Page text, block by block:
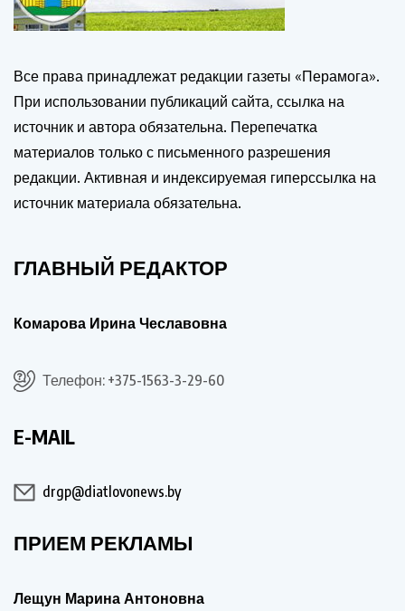
Все права принадлежат редакции газеты «Перамога».
При использовании публикаций сайта, ссылка на
источник и автора обязательна. Перепечатка
материалов только с письменного разрешения
редакции. Активная и индексируемая гиперссылка на
источник материала обязательна.
ГЛАВНЫЙ РЕДАКТОР
Комарова Ирина Чеславовна
Телефон: +375-1563-3-29-60
E-MAIL
drgp@diatlovonews.by
ПРИЕМ РЕКЛАМЫ
Лещун Марина Антоновна